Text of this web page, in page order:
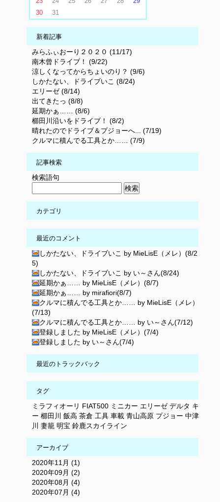
30
31
新着記事
みらふぃおーり２０２０ (11/17)
南木曾ドライブ！ (9/22)
涼しくなってからちょいのり？ (9/6)
しかたない、ドライブいこ (8/24)
エリーゼ (8/14)
出てきたっ (8/8)
延期かぁ…… (8/6)
櫛田川沿いをドライブ！ (8/2)
晴れたのでドライブ＆プジョーへ... (7/19)
クルマに積んでる工具とか…… (7/9)
記事検索
検索語句
カテゴリ
最近のコメント
しかたない、ドライブいこ by MieLisE（メレ）(8/2
5)
しかたない、ドライブいこ by い～さん(8/24)
延期かぁ…… by MieLisE（メレ）(8/7)
延期かぁ…… by mirafiori(8/7)
クルマに積んでる工具とか…… by MieLisE（メレ）
(7/13)
クルマに積んでる工具とか…… by い～さん(7/12)
登録しました by MieLisE（メレ）(7/4)
登録しました by い～さん(7/4)
最近のトラックバック
タグ
ミラフィオーリ FIAT500 ミニカー エリーゼ デルタ キ
ー 櫛田川 飯高 茶倉 工具 車載 青山高原 プジョー 中津
川
妻籠 明宝 鈴鹿スカイライン
アーカイブ
2020年11月 (1)
2020年09月 (2)
2020年08月 (4)
2020年07月 (4)